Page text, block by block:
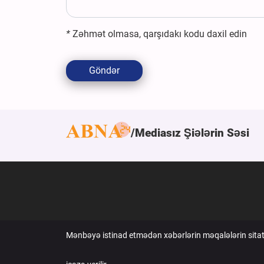
* Zəhmət olmasa, qarşıdakı kodu daxil edin
Göndər
Mediasız Şiələrin Səsi
Mənbəyə istinad etmədən xəbərlərin məqalələrin